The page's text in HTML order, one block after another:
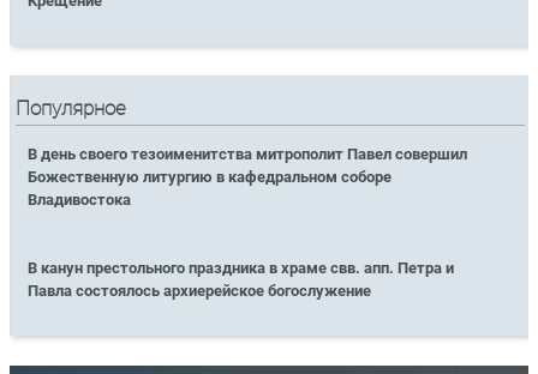
Популярное
В день своего тезоименитства митрополит Павел совершил
Божественную литургию в кафедральном соборе
Владивостока
В канун престольного праздника в храме свв. апп. Петра и
Павла состоялось архиерейское богослужение